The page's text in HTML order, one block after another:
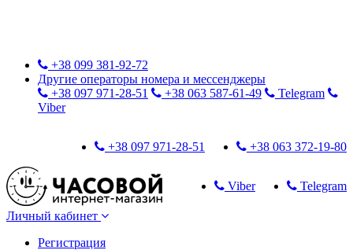
+38 099 381-92-72
Другие операторы номера и мессенджеры
+38 097 971-28-51
+38 063 587-61-49
Telegram
Viber
+38 063 372-19-80
+38 097 971-28-51
Telegram
Viber
Личный кабинет
Регистрация